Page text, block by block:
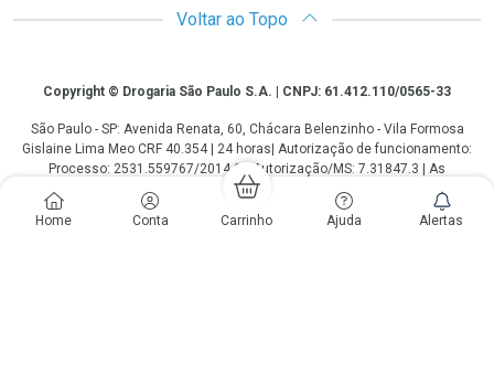
Home Conta Carrinho Ajuda Alertas
Voltar ao Topo
CopyrightCopyright © Drogaria São Paulo S.A. | CNPJ: 61.412.110/0565-33
São Paulo - SP: Avenida Renata, 60, Chácara Belenzinho - Vila Formosa
Gislaine Lima Meo CRF 40.354 | 24 horas| Autorização de funcionamento:
Processo: 2531.559767/2014-90 Autorização/MS: 7.31847.3 | As
informações contidas neste site, como promoções e ofertas de remédios e
medicamentos, não devem ser usadas para automedicação e não
substituem, em hipótese alguma, a medicação prescrita pelo profissional da